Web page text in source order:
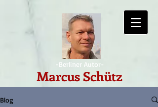
-Berliner Autor-
Marcus Schütz
Blog